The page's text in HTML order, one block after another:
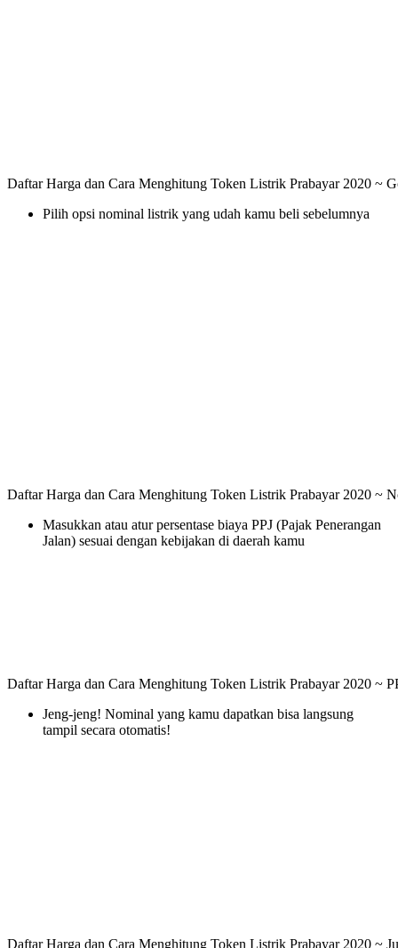
Daftar Harga dan Cara Menghitung Token Listrik Prabayar 2020 ~
Pilih opsi nominal listrik yang udah kamu beli sebelumnya
Daftar Harga dan Cara Menghitung Token Listrik Prabayar 2020 ~
Masukkan atau atur persentase biaya PPJ (Pajak Penerangan
Jalan) sesuai dengan kebijakan di daerah kamu
Daftar Harga dan Cara Menghitung Token Listrik Prabayar 2020 ~
Jeng-jeng! Nominal yang kamu dapatkan bisa langsung
tampil secara otomatis!
Daftar Harga dan Cara Menghitung Token Listrik Prabayar 2020 ~